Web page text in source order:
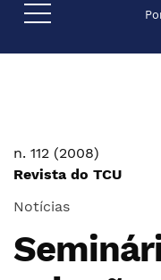
Ir para o menu de
Ir para o conteúdo
Ir para o rodapé
n. 112 (2008)
Revista do TCU
Notícias